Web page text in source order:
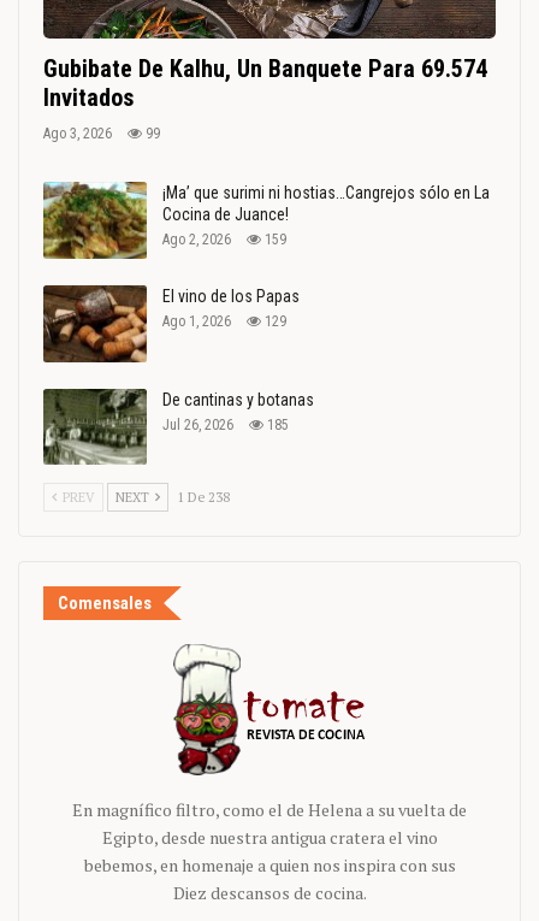
Gubibate De Kalhu, Un Banquete Para 69.574
Invitados
Ago 3, 2026 99
¡Ma’ que surimi ni hostias…Cangrejos sólo en La
Cocina de Juance!
Ago 2, 2026 159
El vino de los Papas
Ago 1, 2026 129
De cantinas y botanas
Jul 26, 2026 185
PREV NEXT 1 De 238
Comensales
En magnífico filtro, como el de Helena a su vuelta de
Egipto, desde nuestra antigua cratera el vino
bebemos, en homenaje a quien nos inspira con sus
Diez descansos de cocina.